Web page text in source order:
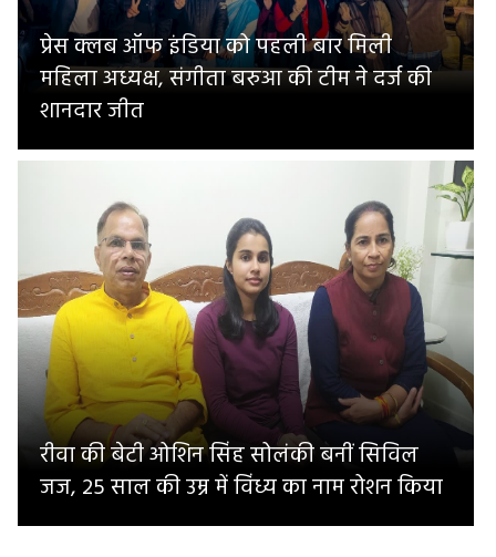
प्रेस क्लब ऑफ इंडिया को पहली बार मिली
महिला अध्यक्ष, संगीता बरुआ की टीम ने दर्ज की
शानदार जीत
रीवा की बेटी ओशिन सिंह सोलंकी बनीं सिविल
जज, 25 साल की उम्र में विंध्य का नाम रोशन किया